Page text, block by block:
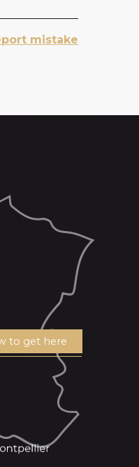
mistake
to get here